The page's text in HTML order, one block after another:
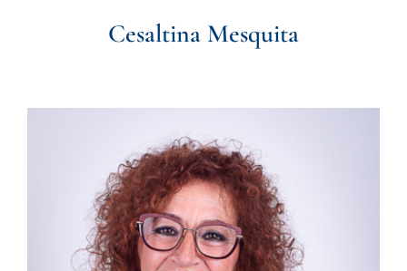
Cesaltina Mesquita